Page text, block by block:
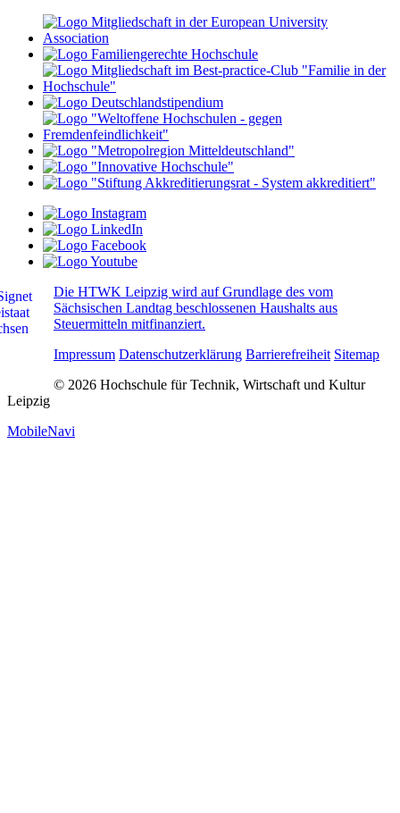
Die HTWK Leipzig wird auf Grundlage des vom
Sächsischen Landtag beschlossenen Haushalts aus
Steuermitteln mitfinanziert.
Impressum Datenschutzerklärung Barrierefreiheit Sitemap
© 2026 Hochschule für Technik, Wirtschaft und Kultur
Leipzig
MobileNavi